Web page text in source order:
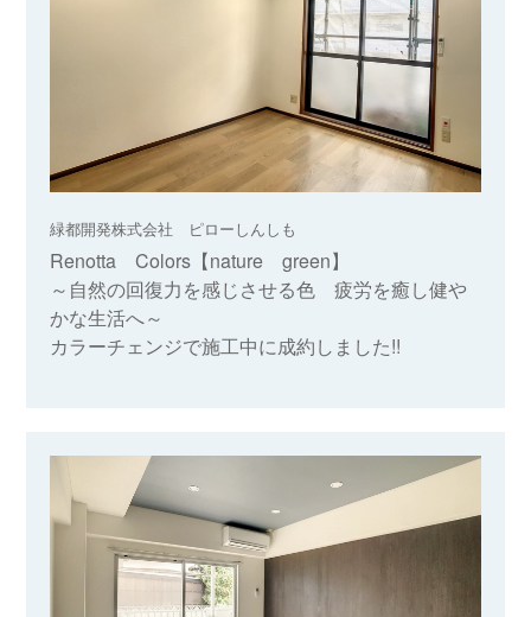
緑都開発株式会社 ピローしんしも
Renotta Colors【nature green】
～自然の回復力を感じさせる色 疲労を癒し健や
かな生活へ～
カラーチェンジで施工中に成約しました!!